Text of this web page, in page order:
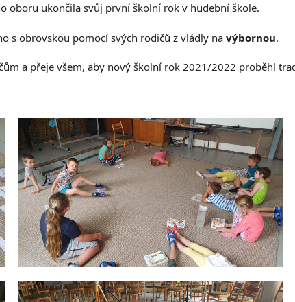
oboru ukončila svůj první školní rok v hudební škole.
s obrovskou pomocí svých rodičů z vládly na výbornou.
a přeje všem, aby nový školní rok 2021/2022 proběhl